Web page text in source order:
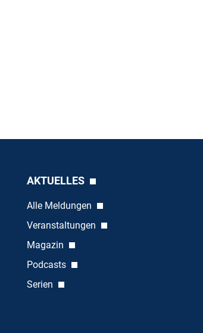
AKTUELLES
Alle Meldungen
Veranstaltungen
Magazin
Podcasts
Serien